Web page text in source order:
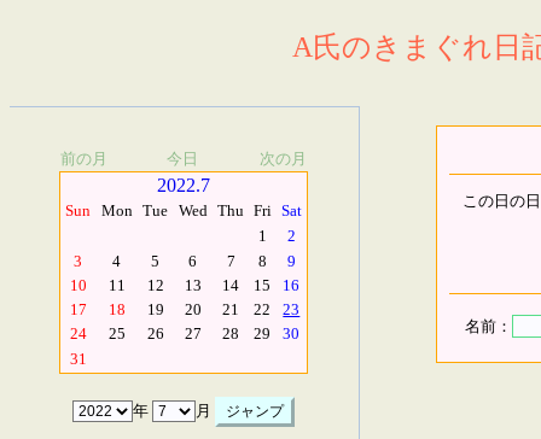
A氏のきまぐれ日
前の月 今日 次の月
2022.7
Sun Mon Tue Wed Thu Fri Sat
1
2
3
4 5 6 7 8
9
10
11 12 13 14 15
16
17
18 19 20 21 22
23
24
25 26 27 28 29
30
31
年 月
この日の
名前：